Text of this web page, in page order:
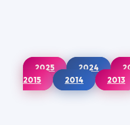
2025 2024
2015
2014 2013